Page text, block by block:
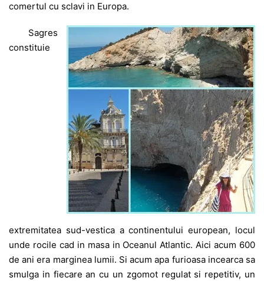
comertul cu sclavi in Europa.
Sagres
constituie
extremitatea sud-vestica a continentului european, locul
unde rocile cad in masa in Oceanul Atlantic. Aici acum 600
de ani era marginea lumii. Si acum apa furioasa incearca sa
smulga in fiecare an cu un zgomot regulat si repetitiv, un